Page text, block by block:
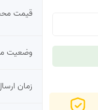
قیمت
وضعیت
زمان